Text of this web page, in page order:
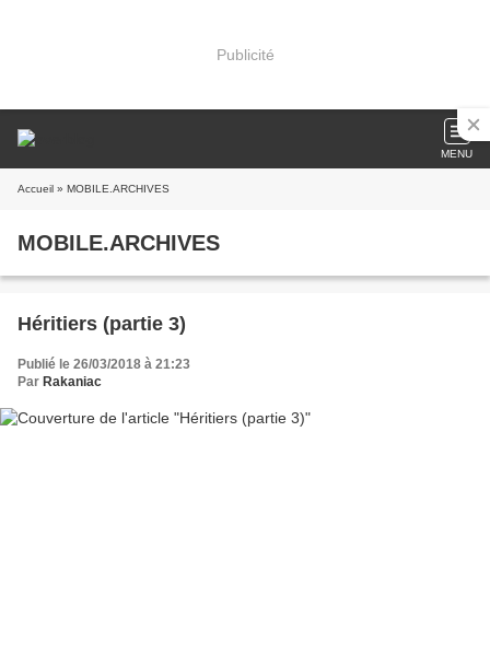
Publicité
MENU
Accueil » MOBILE.ARCHIVES
MOBILE.ARCHIVES
Héritiers (partie 3)
Publié le 26/03/2018 à 21:23
Par Rakaniac